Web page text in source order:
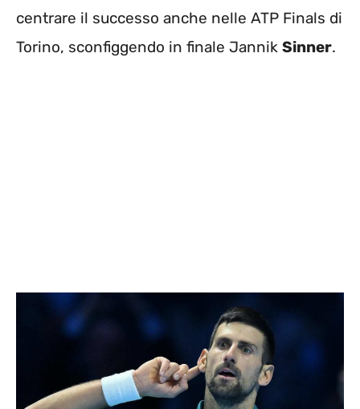
centrare il successo anche nelle ATP Finals di
Torino, sconfiggendo in finale Jannik Sinner.